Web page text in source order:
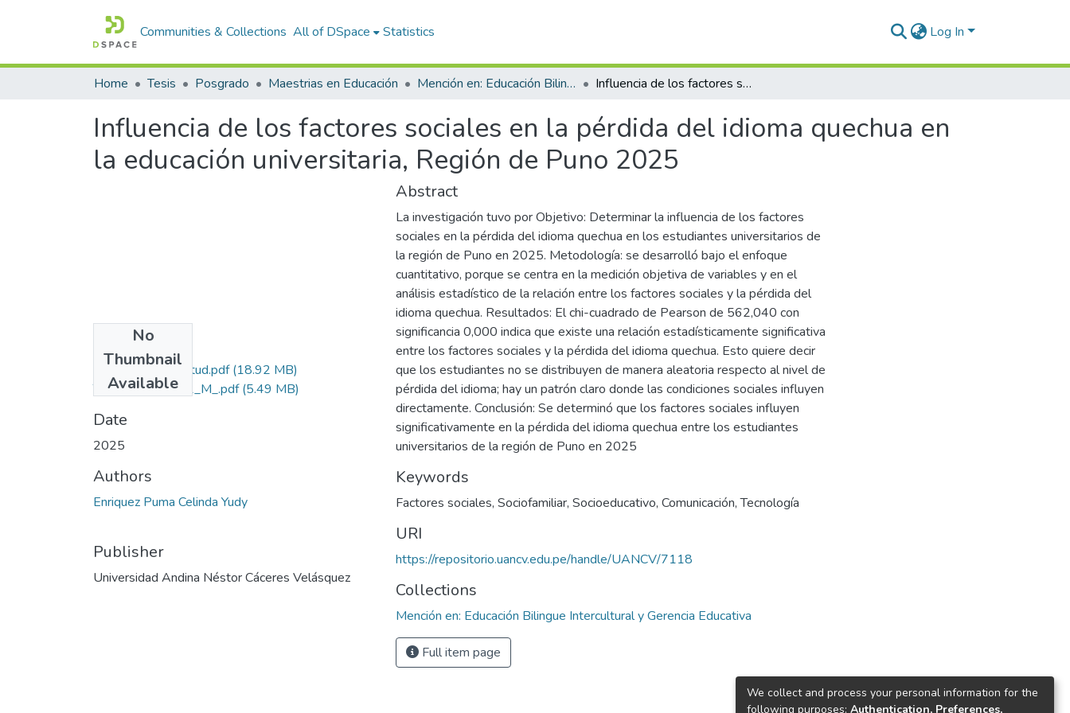
Communities & Collections All of DSpace Statistics Log In
Home Tesis Posgrado Maestrias en Educación Mención en: Educación Bilingue Intercultural y Gerencia Educativa Influencia de los factores sociales en la pérdida del idioma quechua en la educación universitaria, Región de Puno 2025
Influencia de los factores sociales en la pérdida del idioma quechua en
la educación universitaria, Región de Puno 2025
No
Thumbnail
Available
Grado de Similitud.pdf(18.92 MB)
T036_02440082_M_.pdf(5.49 MB)
Date
2025
Authors
Enriquez Puma Celinda Yudy
Publisher
Universidad Andina Néstor Cáceres Velásquez
Abstract
La investigación tuvo por Objetivo: Determinar la influencia de los factores
sociales en la pérdida del idioma quechua en los estudiantes universitarios de
la región de Puno en 2025. Metodología: se desarrolló bajo el enfoque
cuantitativo, porque se centra en la medición objetiva de variables y en el
análisis estadístico de la relación entre los factores sociales y la pérdida del
idioma quechua. Resultados: El chi-cuadrado de Pearson de 562,040 con
significancia 0,000 indica que existe una relación estadísticamente significativa
entre los factores sociales y la pérdida del idioma quechua. Esto quiere decir
que los estudiantes no se distribuyen de manera aleatoria respecto al nivel de
pérdida del idioma; hay un patrón claro donde las condiciones sociales influyen
directamente. Conclusión: Se determinó que los factores sociales influyen
significativamente en la pérdida del idioma quechua entre los estudiantes
universitarios de la región de Puno en 2025
Keywords
Factores sociales, Sociofamiliar, Socioeducativo, Comunicación,Tecnología
URI
https://repositorio.uancv.edu.pe/handle/UANCV/7118
Collections
Mención en: Educación Bilingue Intercultural y Gerencia Educativa
Full item page
We collect and process your personal information for the
following purposes: Authentication, Preferences,